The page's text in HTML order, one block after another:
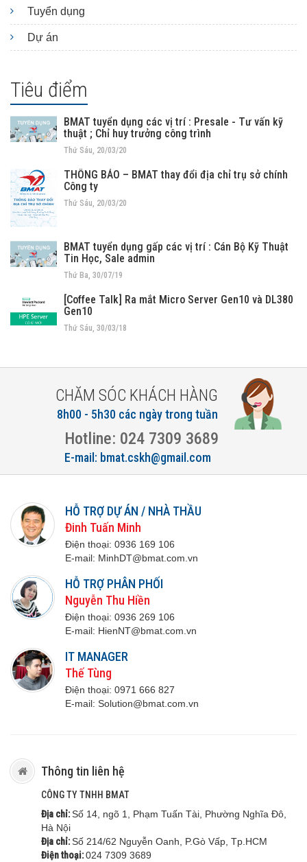
Tuyển dụng
Dự án
Tiêu điểm
BMAT tuyển dụng các vị trí : Presale - Tư vấn kỹ
thuật ; Chỉ huy trưởng công trình
Thứ Sáu, 20/03/20
THÔNG BÁO – BMAT thay đổi địa chỉ trụ sở chính
Công ty
Thứ Sáu, 20/03/20
BMAT tuyển dụng gấp các vị trí : Cán Bộ Kỹ Thuật
Tin Học, Sale admin
Thứ Ba, 30/07/19
[Coffee Talk] Ra mắt Micro Server Gen10 và DL380
Gen10
Thứ Sáu, 30/03/18
CHĂM SÓC KHÁCH HÀNG
8h00 - 5h30 các ngày trong tuần
Hotline: 024 7309 3689
E-mail: bmat.cskh@gmail.com
HỖ TRỢ DỰ ÁN / NHÀ THẦU
Đinh Tuấn Minh
Điện thoại: 0936 169 106
E-mail: MinhDT@bmat.com.vn
HỖ TRỢ PHÂN PHỐI
Nguyễn Thu Hiền
Điện thoại: 0936 269 106
E-mail: HienNT@bmat.com.vn
IT MANAGER
Thế Tùng
Điện thoại: 0971 666 827
E-mail: Solution@bmat.com.vn
Thông tin liên hệ
CÔNG TY TNHH BMAT
Địa chỉ:Số 14, ngõ 1, Phạm Tuấn Tài, Phường Nghĩa Đô,
Hà Nội
Địa chỉ:Số 214/62 Nguyễn Oanh, P.Gò Vấp, Tp.HCM
Điện thoại:024 7309 3689